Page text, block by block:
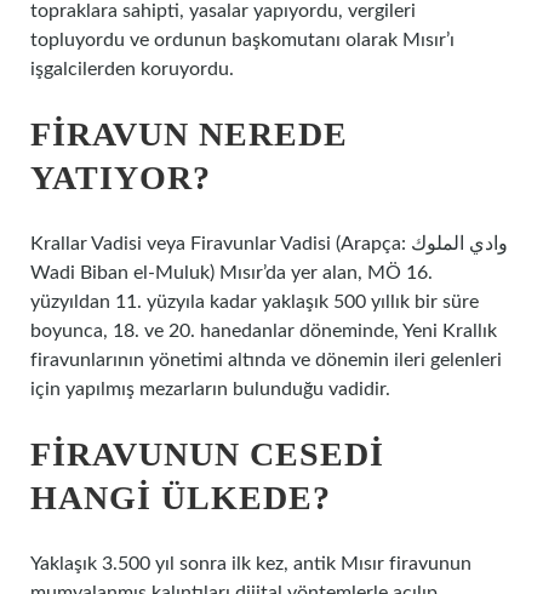
topraklara sahipti, yasalar yapıyordu, vergileri
topluyordu ve ordunun başkomutanı olarak Mısır’ı
işgalcilerden koruyordu.
FIRAVUN NEREDE
YATIYOR?
Krallar Vadisi veya Firavunlar Vadisi (Arapça: وادي الملوك
Wadi Biban el-Muluk) Mısır’da yer alan, MÖ 16.
yüzyıldan 11. yüzyıla kadar yaklaşık 500 yıllık bir süre
boyunca, 18. ve 20. hanedanlar döneminde, Yeni Krallık
firavunlarının yönetimi altında ve dönemin ileri gelenleri
için yapılmış mezarların bulunduğu vadidir.
FIRAVUNUN CESEDI
HANGI ÜLKEDE?
Yaklaşık 3.500 yıl sonra ilk kez, antik Mısır firavunun